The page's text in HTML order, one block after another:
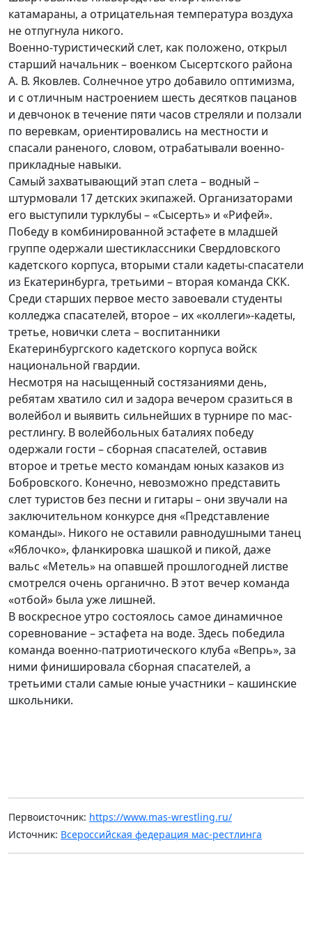
катамараны, а отрицательная температура воздуха
не отпугнула никого.
Военно-туристический слет, как положено, открыл
старший начальник – военком Сысертского района
А. В. Яковлев. Солнечное утро добавило оптимизма,
и с отличным настроением шесть десятков пацанов
и девчонок в течение пяти часов стреляли и ползали
по веревкам, ориентировались на местности и
спасали раненого, словом, отрабатывали военно-
прикладные навыки.
Самый захватывающий этап слета – водный –
штурмовали 17 детских экипажей. Организаторами
его выступили турклубы – «Сысерть» и «Рифей».
Победу в комбинированной эстафете в младшей
группе одержали шестиклассники Свердловского
кадетского корпуса, вторыми стали кадеты-спасатели
из Екатеринбурга, третьими – вторая команда СКК.
Среди старших первое место завоевали студенты
колледжа спасателей, второе – их «коллеги»-кадеты,
третье, новички слета – воспитанники
Екатеринбургского кадетского корпуса войск
национальной гвардии.
Несмотря на насыщенный состязаниями день,
ребятам хватило сил и задора вечером сразиться в
волейбол и выявить сильнейших в турнире по мас-
рестлингу. В волейбольных баталиях победу
одержали гости – сборная спасателей, оставив
второе и третье место командам юных казаков из
Бобровского. Конечно, невозможно представить
слет туристов без песни и гитары – они звучали на
заключительном конкурсе дня «Представление
команды». Никого не оставили равнодушными танец
«Яблочко», фланкировка шашкой и пикой, даже
вальс «Метель» на опавшей прошлогодней листве
смотрелся очень органично. В этот вечер команда
«отбой» была уже лишней.
В воскресное утро состоялось самое динамичное
соревнование – эстафета на воде. Здесь победила
команда военно-патриотического клуба «Вепрь», за
ними финишировала сборная спасателей, а
третьими стали самые юные участники – кашинские
школьники.
Первоисточник: https://www.mas-wrestling.ru/
Источник: Всероссийская федерация мас-рестлинга